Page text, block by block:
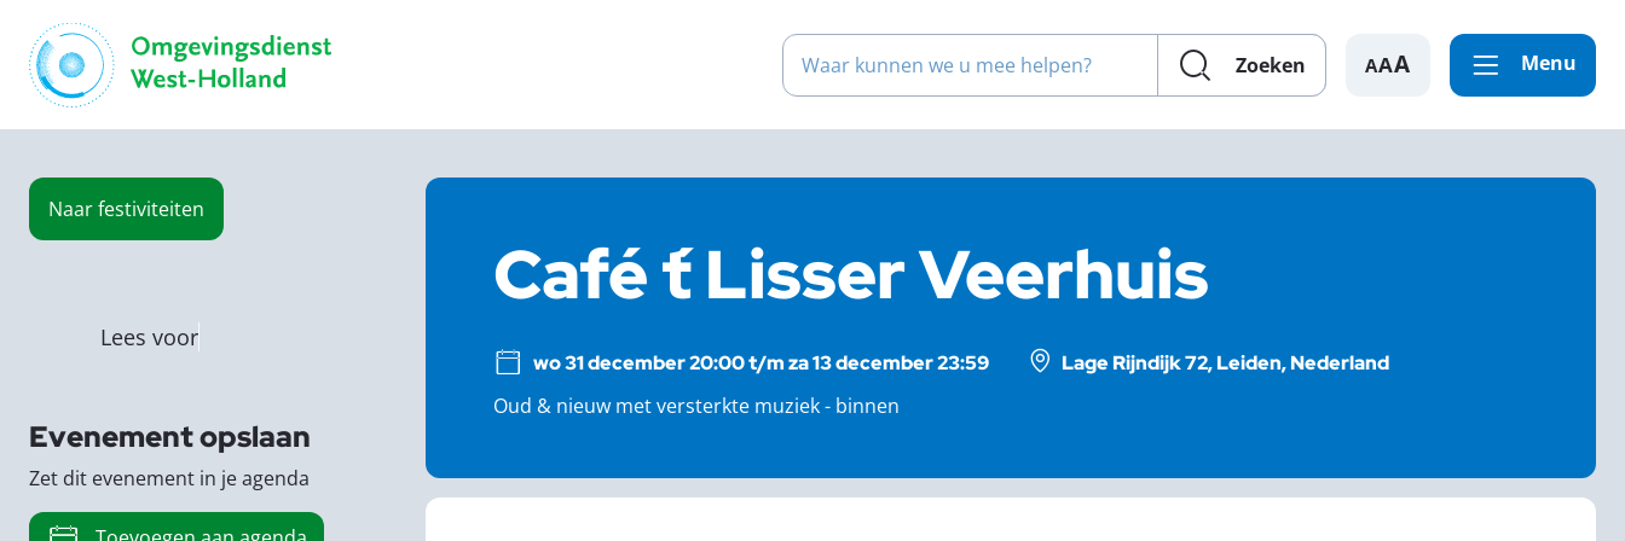
Waar kunnen we u mee helpen?
Zoeken A Menu
Naarfestiviteiten
Café ´t Lisser Veerhuis
wo 31 december 20:00 t/m za 13 december 23:59
Lage Rijndijk 72, Leiden, Nederland
Oud & nieuw met versterkte muziek - binnen
Lees voor
Evenement opslaan
Zet dit evenement in je agenda